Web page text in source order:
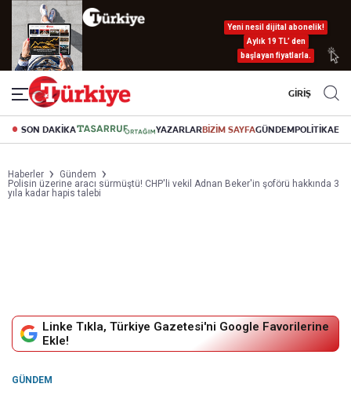
Yeni nesil dijital abonelik!
Aylık 19 TL’ den
başlayan fiyatlarla.
GİRİŞ
SON DAKİKA YAZARLARBİZİM SAYFAGÜNDEMPOLİTİKA
Haberler
Gündem
Polisin üzerine aracı sürmüştü! CHP'li vekil Adnan Beker'in şoförü hakkında 3
yıla kadar hapis talebi
Linke Tıkla, Türkiye Gazetesi'ni Google Favorilerine
Ekle!
GÜNDEM